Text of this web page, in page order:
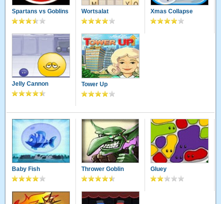
Spartans vs Goblins Wortsalat Xmas Collapse
Jelly Cannon Tower Up
Baby Fish Thrower Goblin Gluey